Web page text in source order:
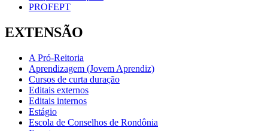
PROFEPT
EXTENSÃO
A Pró-Reitoria
Aprendizagem (Jovem Aprendiz)
Cursos de curta duração
Editais externos
Editais internos
Estágio
Escola de Conselhos de Rondônia